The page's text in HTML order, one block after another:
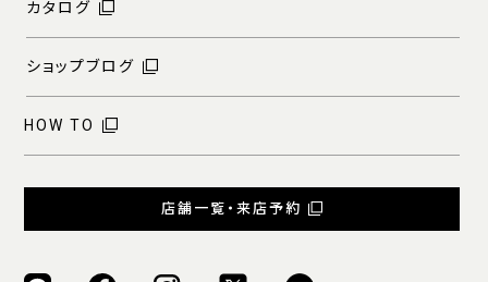
カタログ
ショップブログ
HOW TO
店舗一覧・来店予約